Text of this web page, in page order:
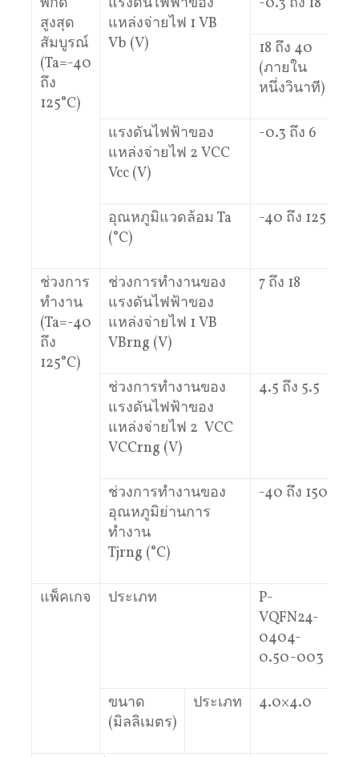
สูงสุด
สัมบูรณ์
(Ta=-40
ถึง
125°C)
แหล่งจ่ายไฟ 1 VB
Vb (V)
18 ถึง 40
(ภายใน
หนึ่งวินาที)
แรงดันไฟฟ้าของ
แหล่งจ่ายไฟ 2 VCC
Vcc (V)
-0.3 ถึง 6
อุณหภูมิแวดล้อม Ta
(°C)
-40 ถึง 125
ช่วงการ
ทํางาน
(Ta=-40
ถึง
125°C)
ช่วงการทํางานของ
แรงดันไฟฟ้าของ
แหล่งจ่ายไฟ 1 VB
VBrng (V)
7 ถึง 18
ช่วงการทํางานของ
แรงดันไฟฟ้าของ
แหล่งจ่ายไฟ 2 VCC
VCCrng (V)
4.5 ถึง 5.5
ช่วงการทํางานของ
อุณหภูมิย่านการ
ทำงาน
Tjrng (°C)
-40 ถึง 150
แพ็คเกจ ประเภท
P-
VQFN24-
0404-
0.50-003
ขนาด
(มิลลิเมตร)
ประเภท 4.0×4.0